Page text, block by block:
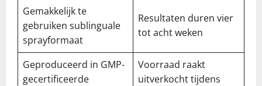
Gemakkelijk te
gebruiken sublinguale
sprayformaat
Resultaten duren vier
tot acht weken
Geproduceerd in GMP-
gecertificeerde
Voorraad raakt
uitverkocht tijdens